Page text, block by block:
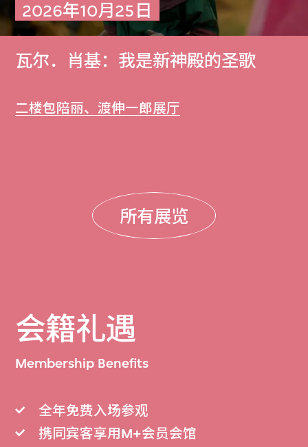
2026年10月25日
瓦尔．肖基：我是新神殿的圣歌
二楼包陪丽、渡伸一郎展厅
所有展览
会籍礼遇
Membership Benefits
全年免费入场参观
携同宾客享用M+会员会馆